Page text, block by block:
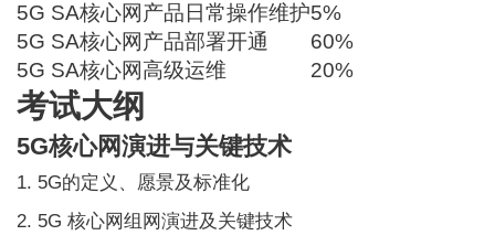
5G SA核心网产品日常操作维护5%
5G SA核心网产品部署开通
60%
5G SA核心网高级运维
20%
考试大纲
5G核心网演进与关键技术
1. 5G的定义、愿景及标准化
2. 5G 核心网组网演进及关键技术